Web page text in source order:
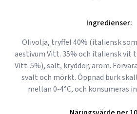
Ingredienser:
Olivolja, tryffel 40% (italiensk
aestivum Vitt. 35% och italiensk vit
Vitt. 5%), salt, kryddor, arom.
svalt och mörkt. Öppnad burk
mellan 0-4°C, och konsumeras